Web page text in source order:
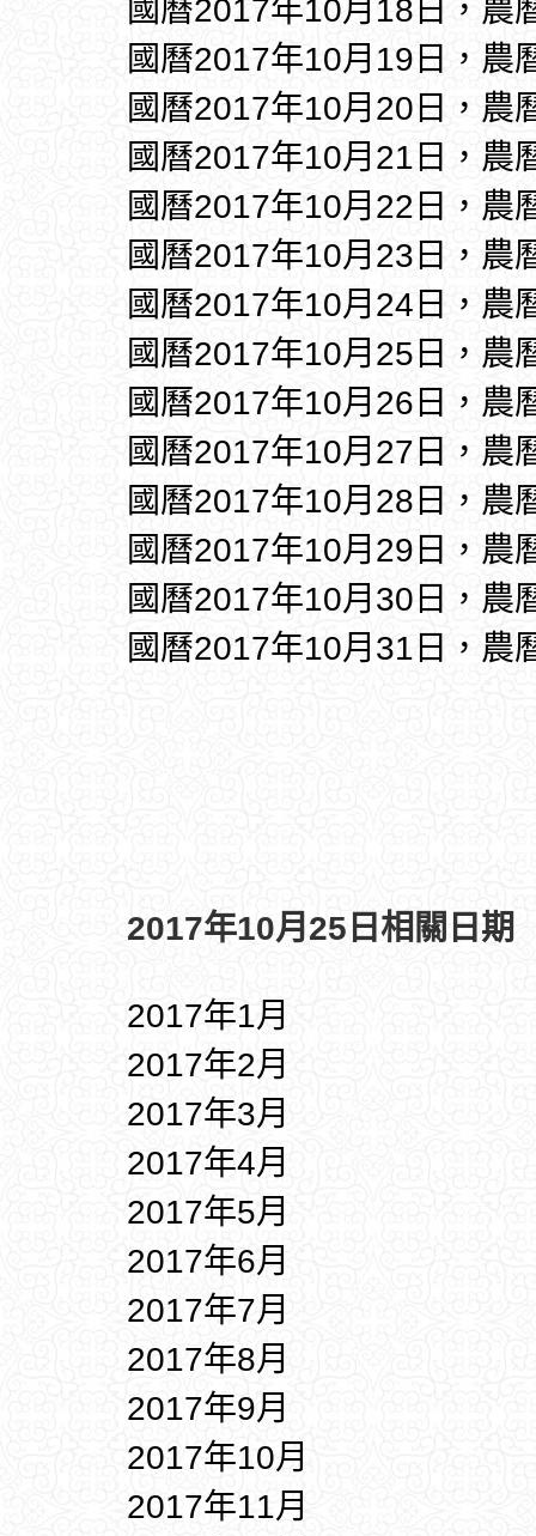
國曆2017年10月18日，農
國曆2017年10月19日，農
國曆2017年10月20日，農
國曆2017年10月21日，農
國曆2017年10月22日，農
國曆2017年10月23日，農
國曆2017年10月24日，農
國曆2017年10月25日，農
國曆2017年10月26日，農
國曆2017年10月27日，農
國曆2017年10月28日，農
國曆2017年10月29日，農
國曆2017年10月30日，農
國曆2017年10月31日，農
2017年10月25日相關日期
2017年1月
2017年2月
2017年3月
2017年4月
2017年5月
2017年6月
2017年7月
2017年8月
2017年9月
2017年10月
2017年11月